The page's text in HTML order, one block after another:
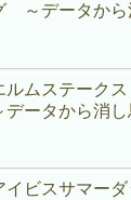
～データから
ルムステーク
データから消
イビスサマー